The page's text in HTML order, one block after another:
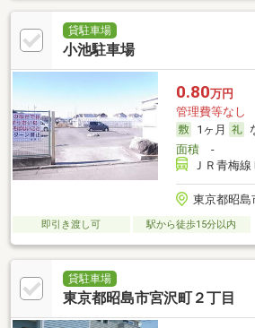
貸駐車場
小池駐車場
0.80万円
管理費等なし
1ヶ月
面積-
ＪＲ青梅
東京都昭島
即引き渡し可 駅から徒歩15分以内
貸駐車場
東京都昭島市宮沢町２丁目